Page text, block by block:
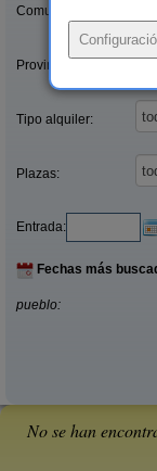
Comunidades:
Provincias/Islas:
Tipo alquiler:
Plazas:
Entrada:
Fechas más
pueblo:
No se han